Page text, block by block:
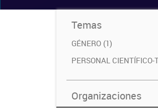
Temas
GÉNERO (1)
PERSONAL CIENTÍFICO-
Organizaciones